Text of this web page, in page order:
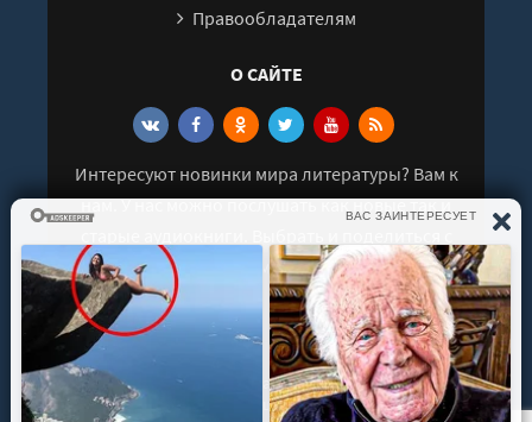
Правообладателям
О САЙТЕ
Интересуют новинки мира литературы? Вам к
нам. У нас можно послушать как новые так и
друзьями лучшими аудиокнигами!
© 2021 - 2026 kniga-audio.net. Все права
защищены.